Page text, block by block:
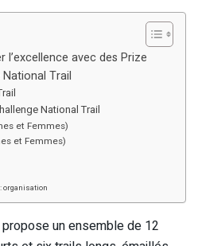
l’excellence avec des Prize
Trail
National Trail
et Femmes)
et Femmes)
organisation
un ensemble de 12